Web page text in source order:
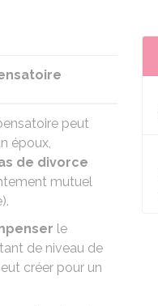
peut
époux,
de divorce
mutuel
.
le
de niveau de
créer pour un